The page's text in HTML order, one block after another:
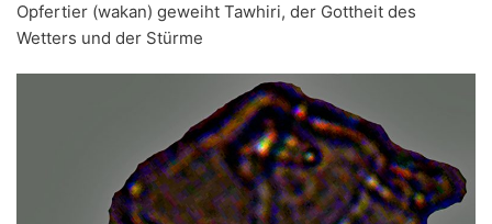
Opfertier (wakan) geweiht Tawhiri, der Gottheit des
Wetters und der Stürme